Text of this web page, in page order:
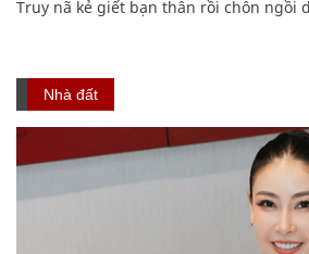
Truy nã kẻ giết bạn thân rồi chôn ngồi
Nhà đất